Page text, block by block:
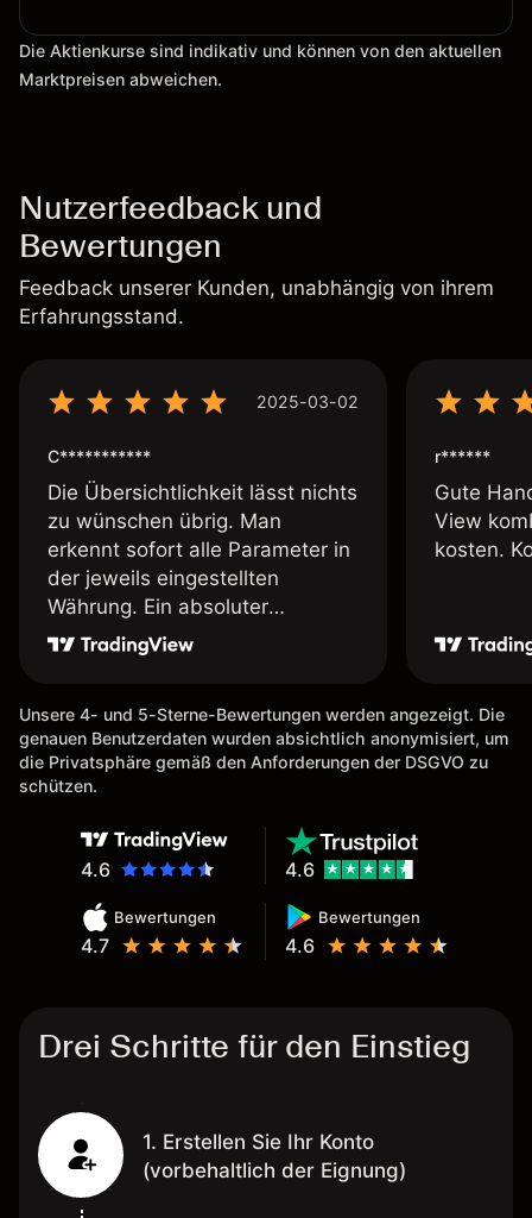
Die Aktienkurse sind indikativ und können von den aktuellen
Marktpreisen abweichen.
Nutzerfeedback und
Bewertungen
Feedback unserer Kunden, unabhängig von ihrem
Erfahrungsstand.
2025-03-02
C***********
Die Übersichtlichkeit lässt nichts
zu wünschen übrig. Man
erkennt sofort alle Parameter in
der jeweils eingestellten
Währung. Ein absoluter
Pluspunkt an dieser Stelle.
r******
Gute
View
kosten.
Unsere 4- und 5-Sterne-Bewertungen werden angezeigt. Die
genauen Benutzerdaten wurden absichtlich anonymisiert, um
die Privatsphäre gemäß den Anforderungen der DSGVO zu
schützen.
4.6
Bewertungen
4.7
Bewertungen
4.6
4.6
Drei Schritte für den Einstieg
1. Erstellen Sie Ihr Konto
(vorbehaltlich der Eignung)